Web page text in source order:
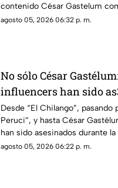
contenido César Gastelum
dejaba entrever un nuevo
agosto 05, 2026 06:32 p. m.
No sólo César
influencers han sido
guerra entre Los
Desde “El Chilango”, pasando
Peruci”, y hasta César
han sido asesinados durante
delictivos
agosto 05, 2026 06:22 p. m.